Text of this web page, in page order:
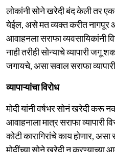
लोकांनी सोने खरेदी बंद केली तर एक
येईल, असे मत व्यक्त करीत नागपूर
आवाहनला सराफा व्यवसायिकांनी
नाही तरीही सोन्याचे व्यापारी जगू
जगायचे, असा सवाल सराफा
व्यापाऱ्यांचा विरोध
मोदी यांनी वर्षभर सोनं खरेदी
आवाहनाला मात्र सराफा व्यापारी
कोटी कारागिरांचे काय होणार,
मोदींच्या सोने खरेदी न करण्याच्या